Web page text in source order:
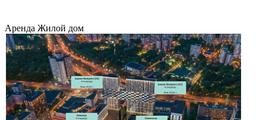
Аренда Жилой дом